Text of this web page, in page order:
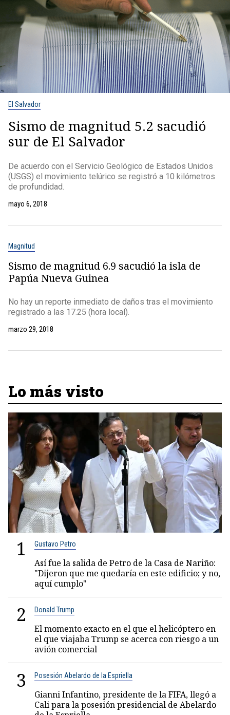
El Salvador
Sismo de magnitud 5.2 sacudió
sur de El Salvador
De acuerdo con el Servicio Geológico de Estados Unidos
(USGS) el movimiento telúrico se registró a 10 kilómetros
de profundidad.
mayo 6, 2018
Magnitud
Sismo de magnitud 6.9 sacudió la isla de
Papúa Nueva Guinea
No hay un reporte inmediato de daños tras el movimiento
registrado a las 17.25 (hora local).
marzo 29, 2018
Lo más visto
1 Gustavo Petro
Así fue la salida de Petro de la Casa de Nariño:
"Dijeron que me quedaría en este edificio; y no,
aquí cumplo"
2 Donald Trump
El momento exacto en el que el helicóptero en
el que viajaba Trump se acerca con riesgo a un
avión comercial
3 Posesión Abelardo de la Espriella
Gianni Infantino, presidente de la FIFA, llegó a
Cali para la posesión presidencial de Abelardo